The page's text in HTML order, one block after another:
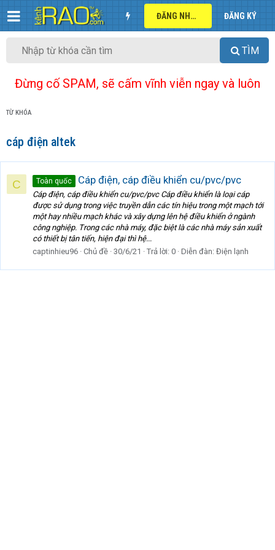
ĐĂNG NHẬP ĐĂNG KÝ
TÌM
Đừng cố SPAM, sẽ cấm vĩnh viễn ngay và luôn
TỪ KHÓA
cáp điện altek
C Toàn quốc Cáp điện, cáp điều khiển cu/pvc/pvc
Cáp điện, cáp điều khiển cu/pvc/pvc Cáp điều khiển là loại cáp
được sử dụng trong việc truyền dẫn các tín hiệu trong một mạch tới
một hay nhiều mạch khác và xây dựng lên hệ điều khiển ở ngành
công nghiệp. Trong các nhà máy, đặc biệt là các nhà máy sản xuất
có thiết bị tân tiến, hiện đại thì hệ...
captinhieu96 Chủ đề 30/6/21 Trả lời: 0 Diễn đàn: Điện lạnh